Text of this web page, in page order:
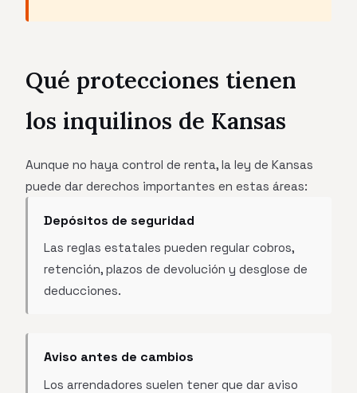
Qué protecciones tienen
los inquilinos de Kansas
Aunque no haya control de renta, la ley de Kansas
puede dar derechos importantes en estas áreas:
Depósitos de seguridad
Las reglas estatales pueden regular cobros,
retención, plazos de devolución y desglose de
deducciones.
Aviso antes de cambios
Los arrendadores suelen tener que dar aviso